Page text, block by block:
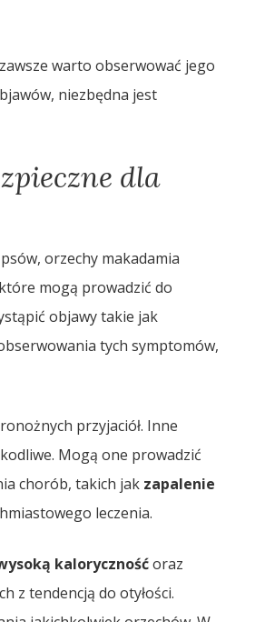
warto obserwować jego
niezbędna jest
dla
orzechy makadamia
mogą prowadzić do
objawy takie jak
tych symptomów,
przyjaciół. Inne
Mogą one prowadzić
chorób, takich jak zapalenie
leczenia.
kalorycznośćoraz
z tendencją do otyłości.